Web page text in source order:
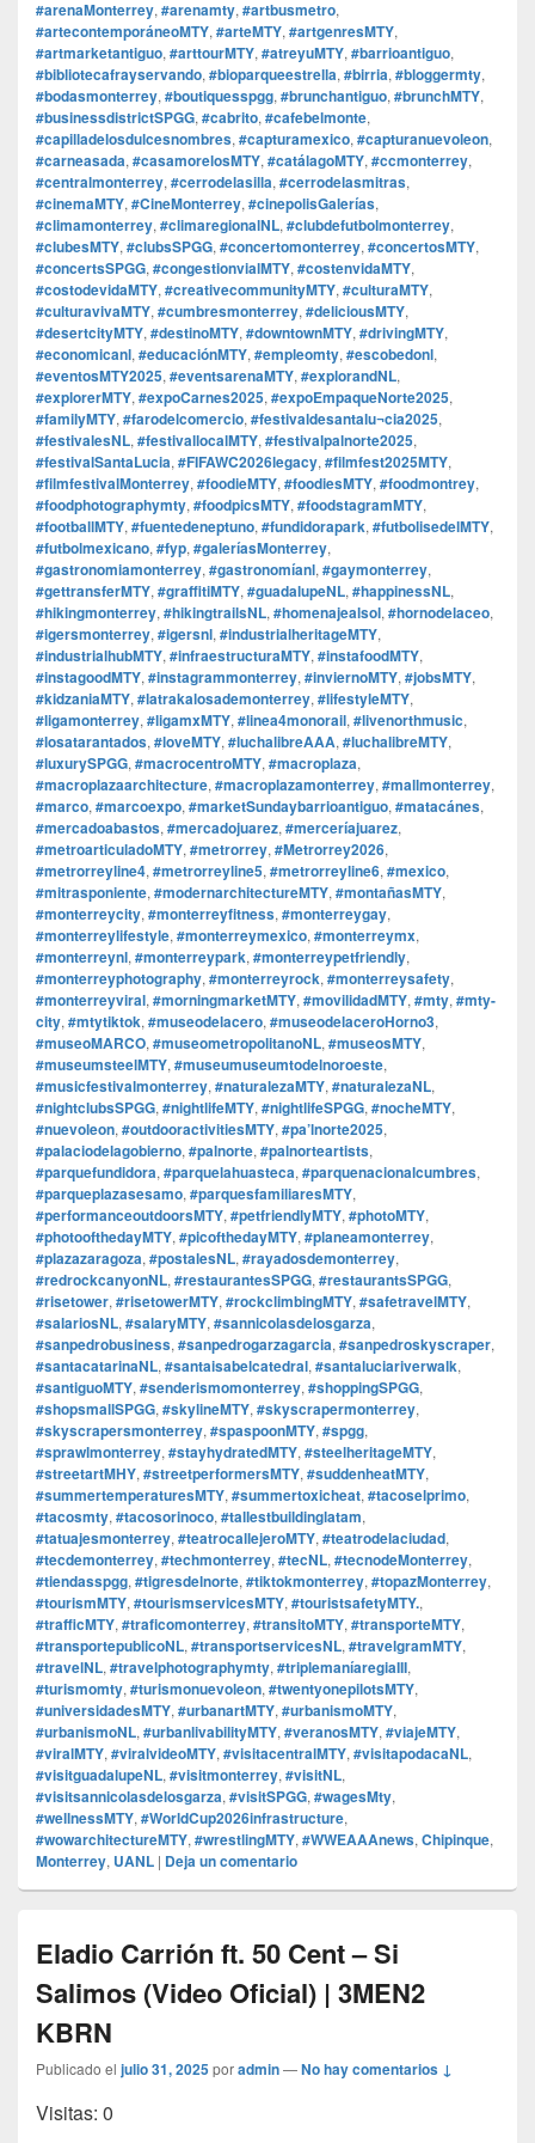
#arenaMonterrey, #arenamty, #artbusmetro,
#artecontemporáneoMTY, #arteMTY, #artgenresMTY,
#artmarketantiguo, #arttourMTY, #atreyuMTY, #barrioantiguo,
#bibliotecafrayservando, #bioparqueestrella, #birria, #bloggermty,
#bodasmonterrey, #boutiquesspgg, #brunchantiguo, #brunchMTY,
#businessdistrictSPGG, #cabrito, #cafebelmonte,
#capilladelosdulcesnombres, #capturamexico, #capturanuevoleon,
#carneasada, #casamorelosMTY, #catálagoMTY, #ccmonterrey,
#centralmonterrey, #cerrodelasilla, #cerrodelasmitras,
#cinemaMTY, #CineMonterrey, #cinepolisGalerías,
#climamonterrey, #climaregionalNL, #clubdefutbolmonterrey,
#clubesMTY, #clubsSPGG, #concertomonterrey, #concertosMTY,
#concertsSPGG, #congestionvialMTY, #costenvidaMTY,
#costodevidaMTY, #creativecommunityMTY, #culturaMTY,
#culturavivaMTY, #cumbresmonterrey, #deliciousMTY,
#desertcityMTY, #destinoMTY, #downtownMTY, #drivingMTY,
#economicanl, #educaciónMTY, #empleomty, #escobedonl,
#eventosMTY2025, #eventsarenaMTY, #explorandNL,
#explorerMTY, #expoCarnes2025, #expoEmpaqueNorte2025,
#familyMTY, #farodelcomercio, #festivaldesantalu¬cia2025,
#festivalesNL, #festivallocalMTY, #festivalpalnorte2025,
#festivalSantaLucia, #FIFAWC2026legacy, #filmfest2025MTY,
#filmfestivalMonterrey, #foodieMTY, #foodiesMTY, #foodmontrey,
#foodphotographymty, #foodpicsMTY, #foodstagramMTY,
#footballMTY, #fuentedeneptuno, #fundidorapark, #futbolisedelMTY,
#futbolmexicano, #fyp, #galeríasMonterrey,
#gastronomiamonterrey, #gastronomíanl, #gaymonterrey,
#gettransferMTY, #graffitiMTY, #guadalupeNL, #happinessNL,
#hikingmonterrey, #hikingtrailsNL, #homenajealsol, #hornodelaceo,
#igersmonterrey, #igersnl, #industrialheritageMTY,
#industrialhubMTY, #infraestructuraMTY, #instafoodMTY,
#instagoodMTY, #instagrammonterrey, #inviernoMTY, #jobsMTY,
#kidzaniaMTY, #latrakalosademonterrey, #lifestyleMTY,
#ligamonterrey, #ligamxMTY, #linea4monorail, #livenorthmusic,
#losatarantados, #loveMTY, #luchalibreAAA, #luchalibreMTY,
#luxurySPGG, #macrocentroMTY, #macroplaza,
#macroplazaarchitecture, #macroplazamonterrey, #mallmonterrey,
#marco, #marcoexpo, #marketSundaybarrioantiguo, #matacánes,
#mercadoabastos, #mercadojuarez, #merceríajuarez,
#metroarticuladoMTY, #metrorrey, #Metrorrey2026,
#metrorreyline4, #metrorreyline5, #metrorreyline6, #mexico,
#mitrasponiente, #modernarchitectureMTY, #montañasMTY,
#monterreycity, #monterreyfitness, #monterreygay,
#monterreylifestyle, #monterreymexico, #monterreymx,
#monterreynl, #monterreypark, #monterreypetfriendly,
#monterreyphotography, #monterreyrock, #monterreysafety,
#monterreyviral, #morningmarketMTY, #movilidadMTY, #mty, #mty-
city, #mtytiktok, #museodelacero, #museodelaceroHorno3,
#museoMARCO, #museometropolitanoNL, #museosMTY,
#museumsteelMTY, #museumuseumtodelnoroeste,
#musicfestivalmonterrey, #naturalezaMTY, #naturalezaNL,
#nightclubsSPGG, #nightlifeMTY, #nightlifeSPGG, #nocheMTY,
#nuevoleon, #outdooractivitiesMTY, #pa’lnorte2025,
#palaciodelagobierno, #palnorte, #palnorteartists,
#parquefundidora, #parquelahuasteca, #parquenacionalcumbres,
#parqueplazasesamo, #parquesfamiliaresMTY,
#performanceoutdoorsMTY, #petfriendlyMTY, #photoMTY,
#photoofthedayMTY, #picofthedayMTY, #planeamonterrey,
#plazazaragoza, #postalesNL, #rayadosdemonterrey,
#redrockcanyonNL, #restaurantesSPGG, #restaurantsSPGG,
#risetower, #risetowerMTY, #rockclimbingMTY, #safetravelMTY,
#salariosNL, #salaryMTY, #sannicolasdelosgarza,
#sanpedrobusiness, #sanpedrogarzagarcia, #sanpedroskyscraper,
#santacatarinaNL, #santaisabelcatedral, #santaluciariverwalk,
#santiguoMTY, #senderismomonterrey, #shoppingSPGG,
#shopsmallSPGG, #skylineMTY, #skyscrapermonterrey,
#skyscrapersmonterrey, #spaspoonMTY, #spgg,
#sprawlmonterrey, #stayhydratedMTY, #steelheritageMTY,
#streetartMHY, #streetperformersMTY, #suddenheatMTY,
#summertemperaturesMTY, #summertoxicheat, #tacoselprimo,
#tacosmty, #tacosorinoco, #tallestbuildinglatam,
#tatuajesmonterrey, #teatrocallejeroMTY, #teatrodelaciudad,
#tecdemonterrey, #techmonterrey, #tecNL, #tecnodeMonterrey,
#tiendasspgg, #tigresdelnorte, #tiktokmonterrey, #topazMonterrey,
#tourismMTY, #tourismservicesMTY, #touristsafetyMTY.,
#trafficMTY, #traficomonterrey, #transitoMTY, #transporteMTY,
#transportepublicoNL, #transportservicesNL, #travelgramMTY,
#travelNL, #travelphotographymty, #triplemaníaregiaIII,
#turismomty, #turismonuevoleon, #twentyonepilotsMTY,
#universidadesMTY, #urbanartMTY, #urbanismoMTY,
#urbanismoNL, #urbanlivabilityMTY, #veranosMTY, #viajeMTY,
#viralMTY, #viralvideoMTY, #visitacentralMTY, #visitapodacaNL,
#visitguadalupeNL, #visitmonterrey, #visitNL,
#visitsannicolasdelosgarza, #visitSPGG, #wagesMty,
#wellnessMTY, #WorldCup2026infrastructure,
#wowarchitectureMTY, #wrestlingMTY, #WWEAAAnews, Chipinque,
Monterrey, UANL | Deja un comentario
Eladio Carrión ft. 50 Cent – Si
Salimos (Video Oficial) | 3MEN2
KBRN
Publicado el julio 31, 2025poradmin—No hay comentarios ↓
Visitas: 0